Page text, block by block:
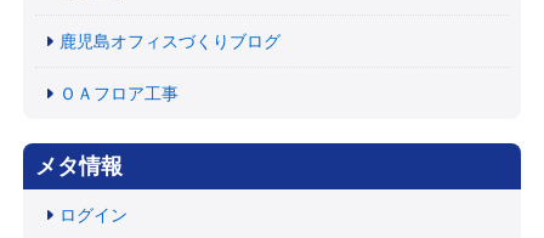
鹿児島オフィスづくりブログ
ＯＡフロア工事
メタ情報
ログイン